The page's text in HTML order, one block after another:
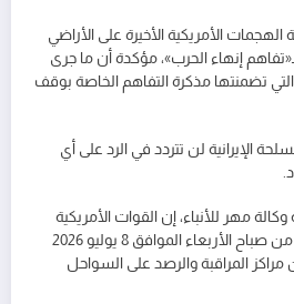
الهجمات الأمريكية الأخيرة على الأراضي
إنهاء الحرب»، مؤكدة أن ما جرى
التي تضمنتها مذكرة التفاهم الخاصة بوقف
الإيرانية لن تتردد في الرد على أي
مهر للأنباء، إن القوات الأمريكية
الموافق 8 يوليو 2026
المراقبة والرصد على السواحل